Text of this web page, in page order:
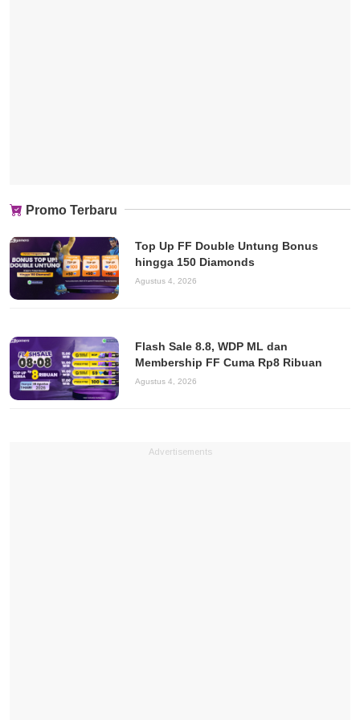
Promo Terbaru
Top Up FF Double Untung Bonus
hingga 150 Diamonds
Agustus 4, 2026
Flash Sale 8.8, WDP ML dan
Membership FF Cuma Rp8 Ribuan
Agustus 4, 2026
Advertisements